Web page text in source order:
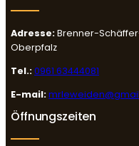
Adresse:Brenner-
Oberpfalz
Tel.:0961 63444081
E-mail:
Öffnungszeiten